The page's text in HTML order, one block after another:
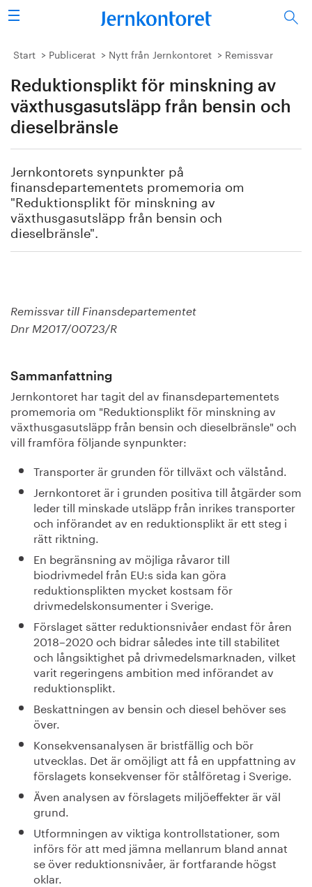
Sök
Stålindustrin
Vision 2050
Forskning/utbildning
Vi tycker
Publicerat
Start Publicerat Nytt från Jernkontoret Remissvar
Reduktionsplikt för minskning av
växthusgasutsläpp från bensin och
dieselbränsle
Jernkontorets synpunkter på
finansdepartementets promemoria om
"Reduktionsplikt för minskning av
växthusgasutsläpp från bensin och
dieselbränsle".
Remissvar till Finansdepartementet
Dnr M2017/00723/R
Sammanfattning
Jernkontoret har tagit del av finansdepartementets
promemoria om "Reduktionsplikt för minskning av
växthusgasutsläpp från bensin och dieselbränsle" och
vill framföra följande synpunkter:
Transporter är grunden för tillväxt och välstånd.
Jernkontoret är i grunden positiva till åtgärder som
leder till minskade utsläpp från inrikes transporter
och införandet av en reduktionsplikt är ett steg i
rätt riktning.
En begränsning av möjliga råvaror till
biodrivmedel från EU:s sida kan göra
reduktionsplikten mycket kostsam för
drivmedelskonsumenter i Sverige.
Förslaget sätter reduktionsnivåer endast för åren
2018–2020 och bidrar således inte till stabilitet
och långsiktighet på drivmedelsmarknaden, vilket
varit regeringens ambition med införandet av
reduktionsplikt.
Beskattningen av bensin och diesel behöver ses
över.
Konsekvensanalysen är bristfällig och bör
utvecklas. Det är omöjligt att få en uppfattning av
förslagets konsekvenser för stålföretag i Sverige.
Även analysen av förslagets miljöeffekter är väl
grund.
Utformningen av viktiga kontrollstationer, som
införs för att med jämna mellanrum bland annat
se över reduktionsnivåer, är fortfarande högst
oklar.